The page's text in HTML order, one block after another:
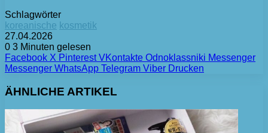
Schlagwörter
koreanische kosmetik
27.04.2026
0 3 Minuten gelesen
Facebook X Pinterest VKontakte Odnoklassniki Messenger
Messenger WhatsApp Telegram Viber Drucken
ÄHNLICHE ARTIKEL